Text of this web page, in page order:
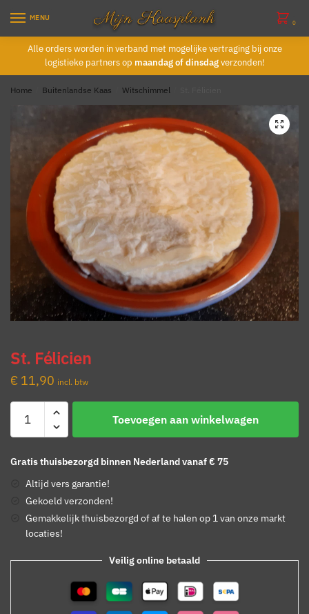
navigation
content
MENU
0
Alle orders worden in verband met mogelijke vertraging bij onze
logistieke partners op maandag of dinsdagverzonden!
Home Buitenlandse Kaas Witschimmel
St. Félicien
€ 11,90 incl. btw
Félicien
Toevoegen aan winkelwagen
Gratis thuisbezorgd binnen Nederland vanaf € 75
Altijd vers garantie!
Gekoeld verzonden!
Gemakkelijk thuisbezorgd of af te halen op 1 van onze markt
locaties!
Veilig online betaald